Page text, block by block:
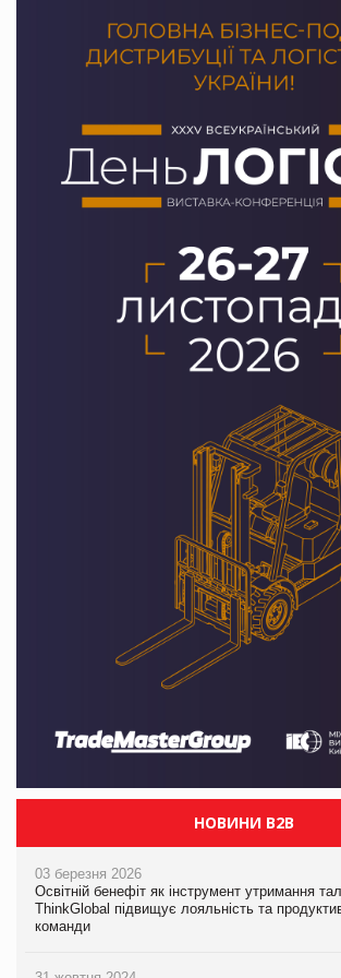
НОВИНИ B2B
03 березня 2026
Освітній бенефіт як інструмент утримання
ThinkGlobal підвищує лояльність та
команди